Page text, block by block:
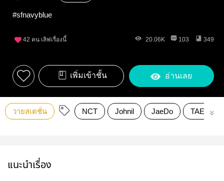
#sfnavyblue
42 คน เลิฟเรื่องนี้ 20.06K 103 349
เพิ่มเข้าชั้น อ่านเลย
วายสเตชั่น NCT Johnil JaeDo TAETEN
แนะนำเรื่อง